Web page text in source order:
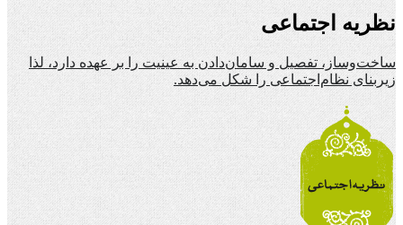
نظریه اجتماعی
ساخت‌وساز، تفصیل و سامان‌دادن به عینیت را بر عهده دارد، لذا
زیربنای نظام‌اجتماعی را شکل می‌دهد.